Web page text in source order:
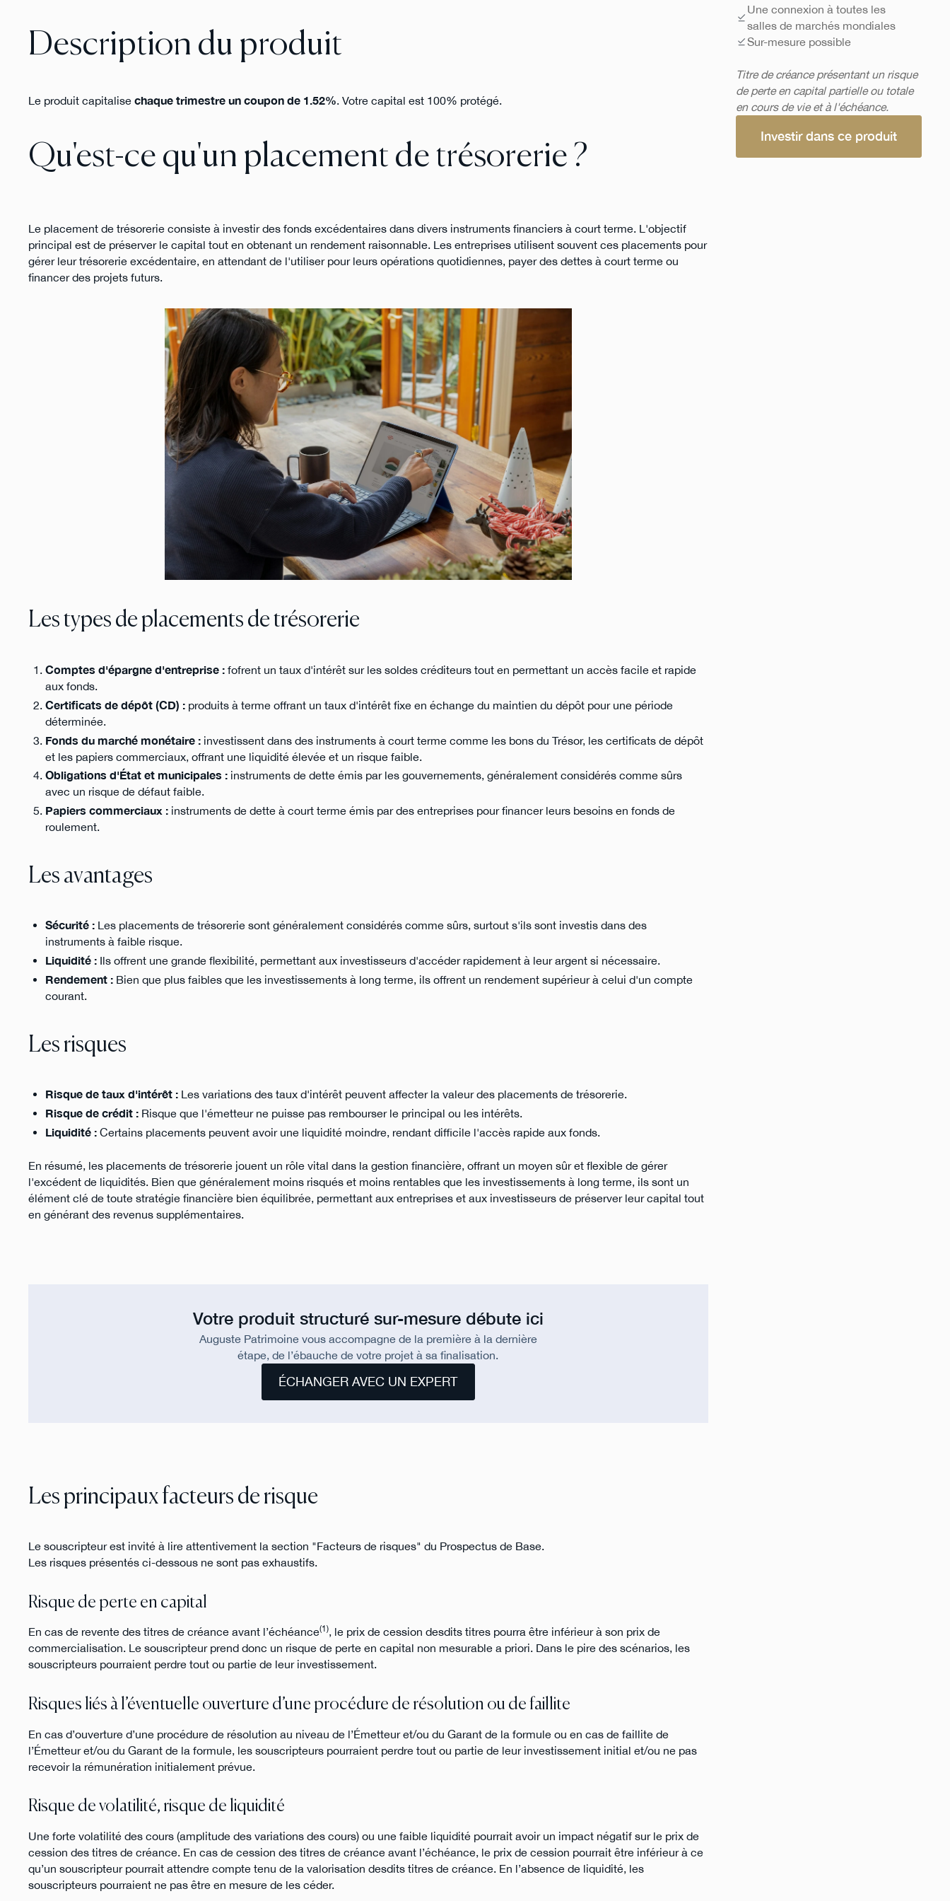
Description du produit
Le produit capitalise chaque trimestre un coupon de 1.52%. Votre capital est 100% protégé.
Qu'est-ce qu'un placement de trésorerie ?
Le placement de trésorerie consiste à investir des fonds excédentaires dans divers instruments financiers à court terme. L'objectif
principal est de préserver le capital tout en obtenant un rendement raisonnable. Les entreprises utilisent souvent ces placements pour
gérer leur trésorerie excédentaire, en attendant de l'utiliser pour leurs opérations quotidiennes, payer des dettes à court terme ou
financer des projets futurs.
Les types de placements de trésorerie
Comptes d'épargne d'entreprise :fofrent un taux d'intérêt sur les soldes créditeurs tout en permettant un accès facile et rapide
aux fonds.
Certificats de dépôt (CD) :produits à terme offrant un taux d'intérêt fixe en échange du maintien du dépôt pour une période
déterminée.
Fonds du marché monétaire :investissent dans des instruments à court terme comme les bons du Trésor, les certificats de dépôt
et les papiers commerciaux, offrant une liquidité élevée et un risque faible.
Obligations d'État et municipales :instruments de dette émis par les gouvernements, généralement considérés comme sûrs
avec un risque de défaut faible.
Papiers commerciaux :instruments de dette à court terme émis par des entreprises pour financer leurs besoins en fonds de
roulement.
Les avantages
Sécurité :Les placements de trésorerie sont généralement considérés comme sûrs, surtout s'ils sont investis dans des
instruments à faible risque.
Liquidité :Ils offrent une grande flexibilité, permettant aux investisseurs d'accéder rapidement à leur argent si nécessaire.
Rendement :Bien que plus faibles que les investissements à long terme, ils offrent un rendement supérieur à celui d'un compte
courant.
Les risques
Risque de taux d'intérêt :Les variations des taux d'intérêt peuvent affecter la valeur des placements de trésorerie.
Risque de crédit :Risque que l'émetteur ne puisse pas rembourser le principal ou les intérêts.
Liquidité :Certains placements peuvent avoir une liquidité moindre, rendant difficile l'accès rapide aux fonds.
En résumé, les placements de trésorerie jouent un rôle vital dans la gestion financière, offrant un moyen sûr et flexible de gérer
l'excédent de liquidités. Bien que généralement moins risqués et moins rentables que les investissements à long terme, ils sont un
élément clé de toute stratégie financière bien équilibrée, permettant aux entreprises et aux investisseurs de préserver leur capital tout
en générant des revenus supplémentaires.
Votre produit structuré sur-mesure débute ici
Auguste Patrimoine vous accompagne de la première à la dernière
étape, de l’ébauche de votre projet à sa finalisation.
ÉCHANGER AVEC UN EXPERT
Les principaux facteurs de risque
Le souscripteur est invité à lire attentivement la section "Facteurs de risques" du Prospectus de Base.
Les risques présentés ci-dessous ne sont pas exhaustifs.
Risque de perte en capital
En cas de revente des titres de créance avant l’échéance(1), le prix de cession desdits titres pourra être inférieur à son prix de
commercialisation. Le souscripteur prend donc un risque de perte en capital non mesurable a priori. Dans le pire des scénarios, les
souscripteurs pourraient perdre tout ou partie de leur investissement.
Risques liés à l’éventuelle ouverture d’une procédure de résolution ou de faillite
En cas d’ouverture d’une procédure de résolution au niveau de l’Émetteur et/ou du Garant de la formule ou en cas de faillite de
l’Émetteur et/ou du Garant de la formule, les souscripteurs pourraient perdre tout ou partie de leur investissement initial et/ou ne pas
recevoir la rémunération initialement prévue.
Risque de volatilité, risque de liquidité
Une forte volatilité des cours (amplitude des variations des cours) ou une faible liquidité pourrait avoir un impact négatif sur le prix de
cession des titres de créance. En cas de cession des titres de créance avant l’échéance, le prix de cession pourrait être inférieur à ce
qu’un souscripteur pourrait attendre compte tenu de la valorisation desdits titres de créance. En l’absence de liquidité, les
souscripteurs pourraient ne pas être en mesure de les céder.
Une connexion à toutes les
salles de marchés mondiales
Sur-mesure possible
Titre de créance présentant un risque
de perte en capital partielle ou totale
en cours de vie et à l'échéance.
Investir dans ce produit